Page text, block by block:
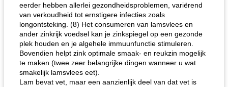
eerder hebben allerlei gezondheidsproblemen, variërend
van verkoudheid tot ernstigere infecties zoals
longontsteking. (8) Het consumeren van lamsvlees en
ander zinkrijk voedsel kan je zinkspiegel op een gezonde
plek houden en je algehele immuunfunctie stimuleren.
Bovendien helpt zink optimale smaak- en reukzin mogelijk
te maken (twee zeer belangrijke dingen wanneer u wat
smakelijk lamsvlees eet).
Lam bevat vet, maar een aanzienlijk deel van dat vet is